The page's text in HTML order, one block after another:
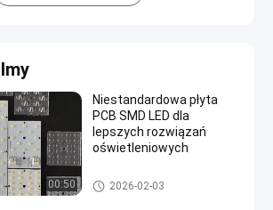
00:50
Niestandardowa płyta
PCB SMD LED dla
lepszych rozwiązań
oświetleniowych
SMD led płytki PCB
2026-02-03